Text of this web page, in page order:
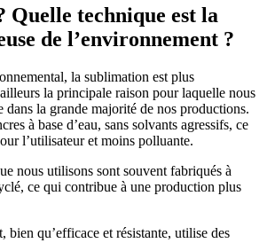
Quelle technique est la
de l’environnement ?
la sublimation est plus
la principale raison pour laquelle nous
dans la grande majorité de nos productions.
à base d’eau, sans solvants agressifs, ce
l’utilisateur et moins polluante.
nous utilisons sont souvent fabriqués à
ce qui contribue à une production plus
bien qu’efficace et résistante, utilise des